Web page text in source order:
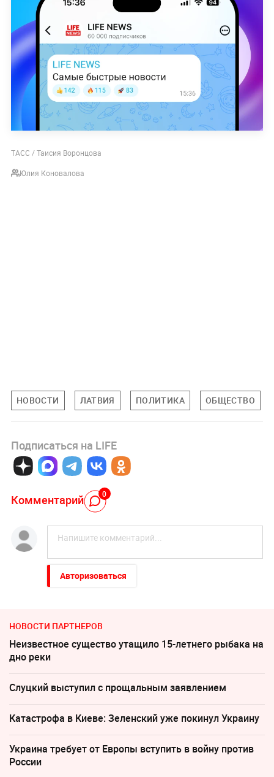
ТАСС / Таисия Воронцова
Юлия Коновалова
НОВОСТИ ЛАТВИЯ ПОЛИТИКА ОБЩЕСТВО
Подписаться на LIFE
Комментарий 0
Авторизоваться
НОВОСТИ ПАРТНЕРОВ
Неизвестное существо утащило 15-летнего рыбака на
дно реки
Слуцкий выступил с прощальным заявлением
Катастрофа в Киеве: Зеленский уже покинул Украину
Украина требует от Европы вступить в войну против
России